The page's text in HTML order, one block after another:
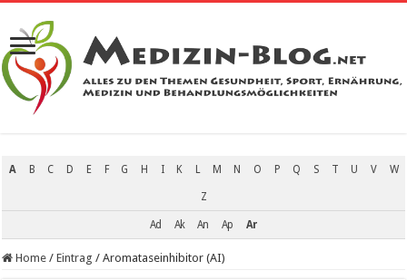
A B C D E F G H I K L M N O P Q S T U V W
Z
Ad Ak An Ap Ar
Home / Eintrag / Aromataseinhibitor (AI)